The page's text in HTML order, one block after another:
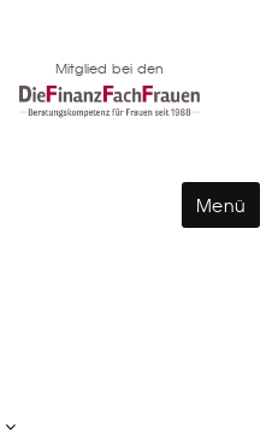
Mitglied bei den
Menü